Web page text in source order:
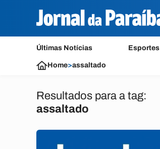
Últimas Notícias Esportes
Home>assaltado
Resultados para a tag:
assaltado